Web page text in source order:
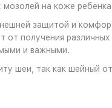
на коже
защитой и
от получения
и важными.
шеи, так как шейный